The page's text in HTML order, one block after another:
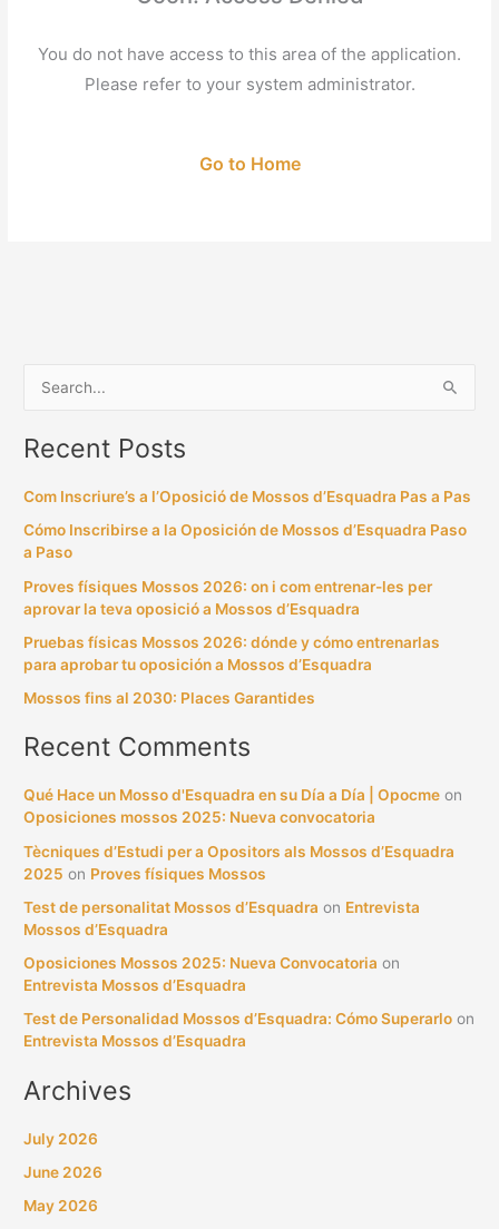
You do not have access to this area of the application.
Please refer to your system administrator.
Go to Home
a
o
:
Recent Posts
Com Inscriure’s a l’Oposició de Mossos d’Esquadra Pas a Pas
Cómo Inscribirse a la Oposición de Mossos d’Esquadra Paso
a Paso
Proves físiques Mossos 2026: on i com entrenar-les per
aprovar la teva oposició a Mossos d’Esquadra
Pruebas físicas Mossos 2026: dónde y cómo entrenarlas
para aprobar tu oposición a Mossos d’Esquadra
Mossos fins al 2030: Places Garantides
Recent Comments
Qué Hace un Mosso d'Esquadra en su Día a Día | Opocme on
Oposiciones mossos 2025: Nueva convocatoria
Tècniques d’Estudi per a Opositors als Mossos d’Esquadra
2025 on Proves físiques Mossos
Test de personalitat Mossos d’Esquadra on Entrevista
Mossos d’Esquadra
Oposiciones Mossos 2025: Nueva Convocatoria on
Entrevista Mossos d’Esquadra
Test de Personalidad Mossos d’Esquadra: Cómo Superarlo on
Entrevista Mossos d’Esquadra
Archives
July 2026
June 2026
May 2026